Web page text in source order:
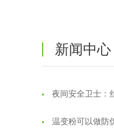
新闻中心
温变粉耐温真相